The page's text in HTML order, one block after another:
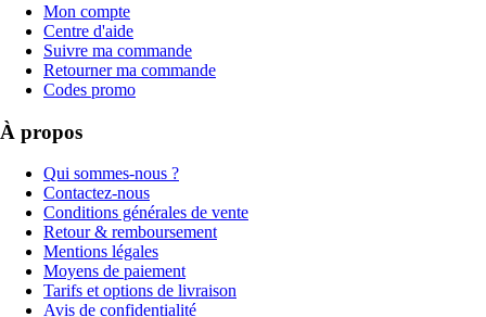
Mon compte
Centre d'aide
Suivre ma commande
Retourner ma commande
Codes promo
À propos
Qui sommes-nous ?
Contactez-nous
Conditions générales de vente
Retour & remboursement
Mentions légales
Moyens de paiement
Tarifs et options de livraison
Avis de confidentialité